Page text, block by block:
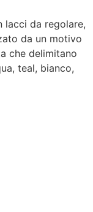
lacci da regolare,
da un motivo
che delimitano
teal, bianco,